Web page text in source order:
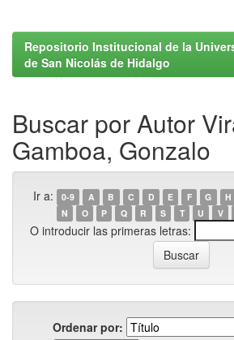
Repositorio Institucional de la
de San Nicolás de Hidalgo
Buscar por Autor
Gamboa, Gonzalo
Ir a: 0-9 A B C D E F G H
N
O P Q R S T U V
O introducir las primeras letras:
Ordenar por: